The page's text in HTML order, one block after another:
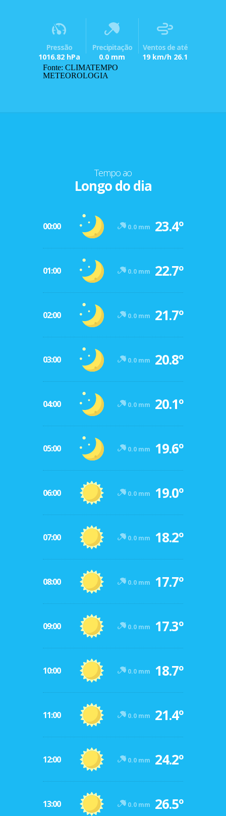
Pressão
1016.82 hPa
Precipitação
0.0 mm
Ventos de até
19 km/h 26.1
Fonte: CLIMATEMPO
METEOROLOGIA
Tempo ao
Longo do dia
00:00 0.0 mm 23.4º
01:00 0.0 mm 22.7º
02:00 0.0 mm 21.7º
03:00 0.0 mm 20.8º
04:00 0.0 mm 20.1º
05:00 0.0 mm 19.6º
06:00 0.0 mm 19.0º
07:00 0.0 mm 18.2º
08:00 0.0 mm 17.7º
09:00 0.0 mm 17.3º
10:00 0.0 mm 18.7º
11:00 0.0 mm 21.4º
12:00 0.0 mm 24.2º
13:00 0.0 mm 26.5º